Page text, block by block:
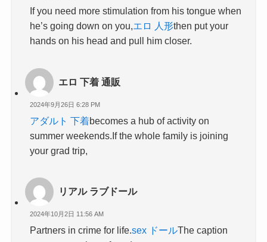
If you need more stimulation from his tongue when
he’s going down on you,エロ 人形then put your
hands on his head and pull him closer.
エロ 下着 通販
2024年9月26日 6:28 PM
アダルト 下着becomes a hub of activity on
summer weekends.If the whole family is joining
your grad trip,
リアル ラブドール
2024年10月2日 11:56 AM
Partners in crime for life.sex ドールThe caption